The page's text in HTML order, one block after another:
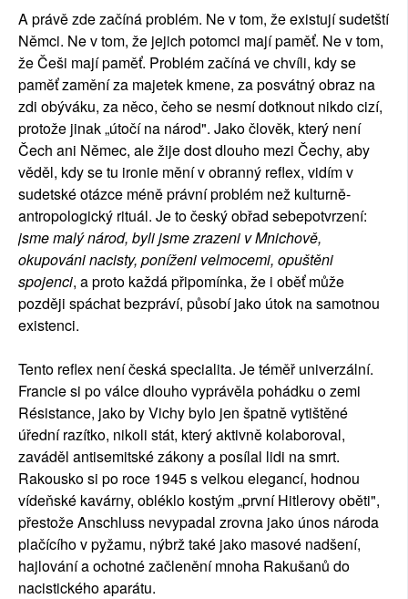
A právě zde začíná problém. Ne v tom, že existují sudetští
Němci. Ne v tom, že jejich potomci mají paměť. Ne v tom,
že Češi mají paměť. Problém začíná ve chvíli, kdy se
paměť zamění za majetek kmene, za posvátný obraz na
zdi obýváku, za něco, čeho se nesmí dotknout nikdo cizí,
protože jinak „útočí na národ". Jako člověk, který není
Čech ani Němec, ale žije dost dlouho mezi Čechy, aby
věděl, kdy se tu ironie mění v obranný reflex, vidím v
sudetské otázce méně právní problém než kulturně-
antropologický rituál. Je to český obřad sebepotvrzení:
jsme malý národ, byli jsme zrazeni v Mnichově,
okupováni nacisty, poníženi velmocemi, opuštěni
spojenci, a proto každá připomínka, že i oběť může
později spáchat bezpráví, působí jako útok na samotnou
existenci.
Tento reflex není česká specialita. Je téměř univerzální.
Francie si po válce dlouho vyprávěla pohádku o zemi
Résistance, jako by Vichy bylo jen špatně vytištěné
úřední razítko, nikoli stát, který aktivně kolaboroval,
zaváděl antisemitské zákony a posílal lidi na smrt.
Rakousko si po roce 1945 s velkou elegancí, hodnou
vídeňské kavárny, obléklo kostým „první Hitlerovy oběti",
přestože Anschluss nevypadal zrovna jako únos národa
plačícího v pyžamu, nýbrž také jako masové nadšení,
hajlování a ochotné začlenění mnoha Rakušanů do
nacistického aparátu.